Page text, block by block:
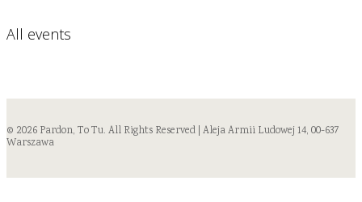
All events
© 2026 Pardon, To Tu. All Rights Reserved | Aleja Armii Ludowej 14, 00-637
Warszawa